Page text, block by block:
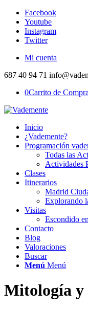
Facebook
Youtube
Instagram
Twitter
Mi cuenta
687 40 94 71
0Carrito de Compra
Inicio
¿Vademente?
Programación
Todas las
Actividades
Clases
Itinerarios
Madrid
Explorando
Visitas
Escondido
Contacto
Blog
Valoraciones
Buscar
Menú Menú
Mitología y